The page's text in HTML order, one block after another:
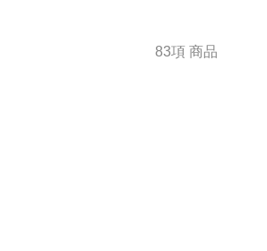
83項 商品